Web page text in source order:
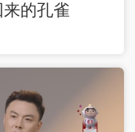
来的孔雀